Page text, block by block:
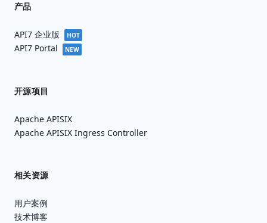
产品
API7 企业版 HOT
API7 Portal NEW
开源项目
Apache APISIX
Apache APISIX Ingress Controller
相关资源
用户案例
技术博客